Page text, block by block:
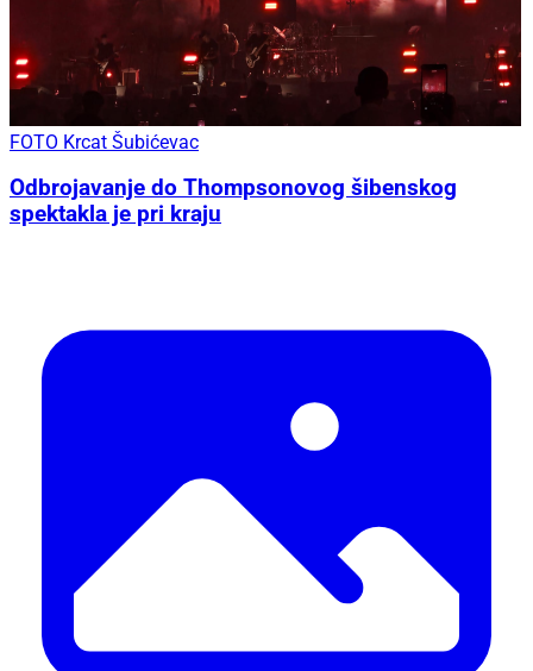
FOTO Krcat Šubićevac
Odbrojavanje do Thompsonovog šibenskog
spektakla je pri kraju